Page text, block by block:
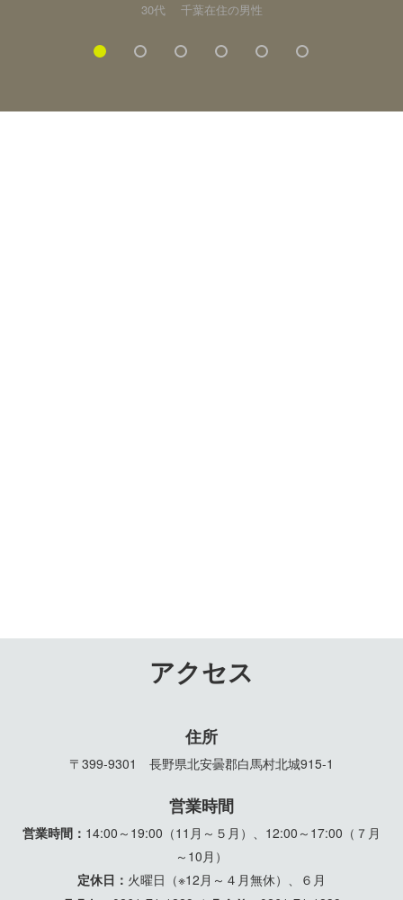
30代 千葉在住の男性
アクセス
住所
〒399-9301 長野県北安曇郡白馬村北城915-1
営業時間
営業時間： 14:00～19:00（11月～５月）、12:00～17:00（７月
～10月）
定休日： 火曜日（※12月～４月無休）、６月